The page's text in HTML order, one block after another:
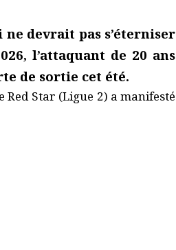
devrait pas s’éterniser
l’attaquant de 20 ans
de sortie cet été.
Red Star (Ligue 2) a manifesté